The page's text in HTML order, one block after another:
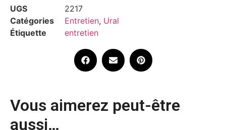
UGS
2217
Catégories
Entretien, Ural
Étiquette
entretien
Vous aimerez peut-être
aussi…